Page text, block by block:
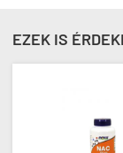
EZEK IS